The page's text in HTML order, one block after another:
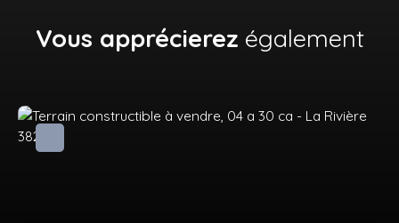
Vous apprécierez également